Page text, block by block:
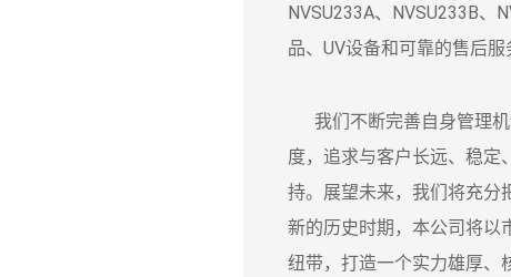
NVSU233A、NVSU233B、
品、UV设备和可靠的售后服
我们不断完善自身管理机
度，追求与客户长远、稳定
持。展望未来，我们将充分
新的历史时期，本公司将以
纽带，打造一个实力雄厚、